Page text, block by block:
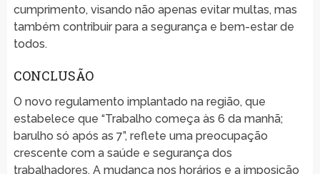
cumprimento, visando não apenas evitar multas, mas
também contribuir para a segurança e bem-estar de
todos.
CONCLUSÃO
O novo regulamento implantado na região, que
estabelece que “Trabalho começa às 6 da manhã;
barulho só após as 7”, reflete uma preocupação
crescente com a saúde e segurança dos
trabalhadores. A mudança nos horários e a imposição